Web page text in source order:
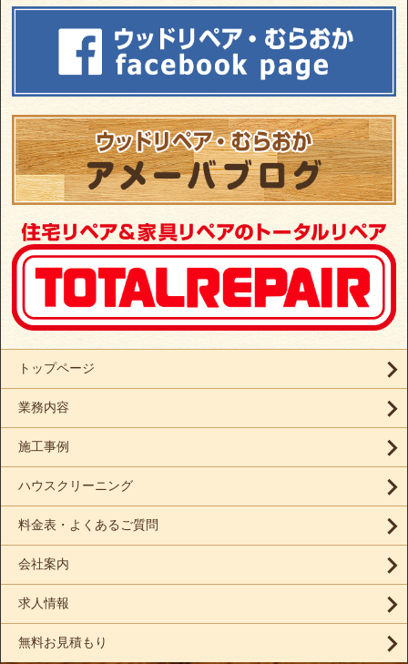
トップページ
業務内容
施工事例
ハウスクリーニング
料金表・よくあるご質問
会社案内
求人情報
無料お見積もり